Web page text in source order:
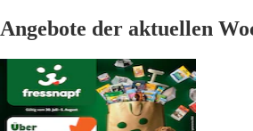
Angebote der aktuellen